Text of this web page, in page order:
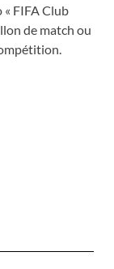
« FIFA Club
de match ou